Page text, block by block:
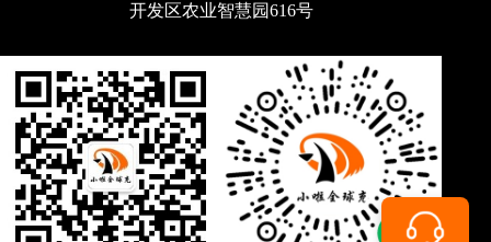
开发区农业智慧园616号